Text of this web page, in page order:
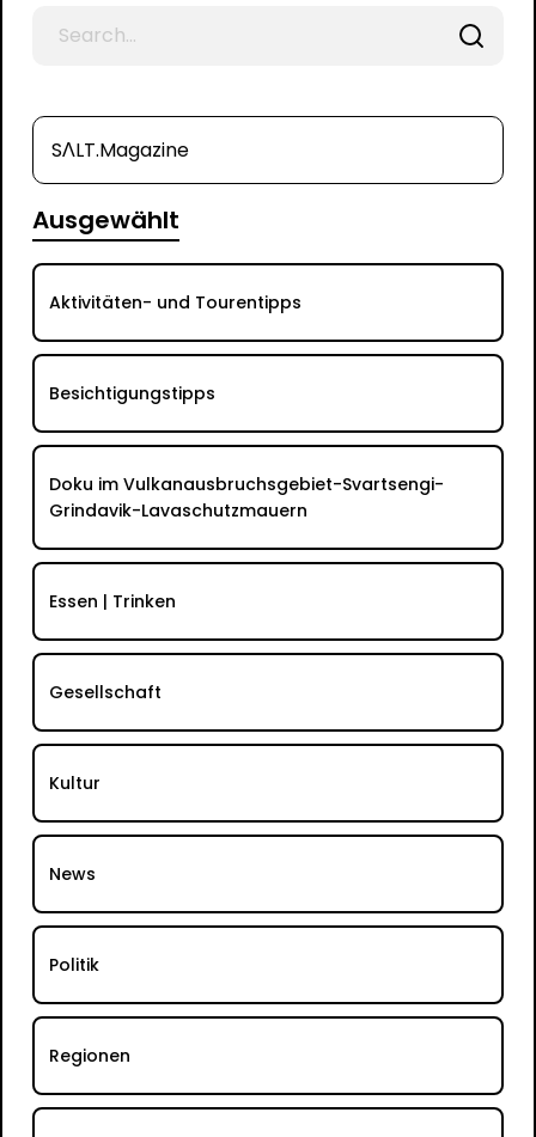
SΛLT.Magazine
Ausgewählt
Aktivitäten- und Tourentipps
Besichtigungstipps
Doku im Vulkanausbruchsgebiet-Svartsengi-
Grindavik-Lavaschutzmauern
Essen | Trinken
Gesellschaft
Kultur
News
Politik
Regionen